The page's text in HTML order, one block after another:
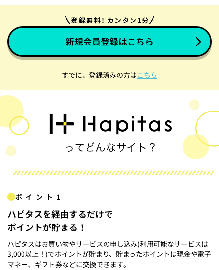
登録無料! カンタン1分
新規会員登録はこちら
すでに、登録済みの方はこちら
ポイント1
ハピタスを経由するだけで
ポイントが貯まる！
ハピタスはお買い物やサービスの申し込み(利用可能なサービスは
3,000以上！)でポイントが貯まり、貯まったポイントは現金や電子
マネー、ギフト券などに交換できます。